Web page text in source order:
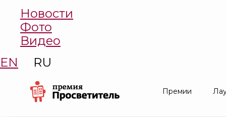
Новости
Фото
Видео
EN
RU
Премии